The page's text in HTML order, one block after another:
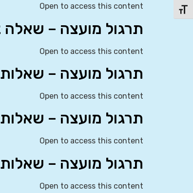
מתג גודל גופן
Open to access this content
תרגול מועצה – שאלה 52
Open to access this content
תרגול מועצה – שאלות 49-51
Open to access this content
תרגול מועצה – שאלות 47-48
Open to access this content
תרגול מועצה – שאלות 43-46
Open to access this content